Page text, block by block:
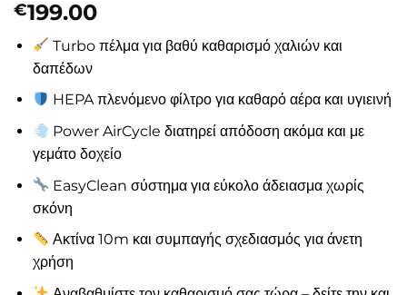
€199.00
Turbo πέλμα για βαθύ καθαρισμό χαλιών και
δαπέδων
HEPA πλενόμενο φίλτρο για καθαρό αέρα και υγιεινή
Power AirCycle διατηρεί απόδοση ακόμα και με
γεμάτο δοχείο
EasyClean σύστημα για εύκολο άδειασμα χωρίς
σκόνη
Ακτίνα 10m και συμπαγής σχεδιασμός για άνετη
χρήση